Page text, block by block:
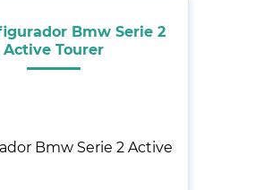
Bmw Serie 2
Active Tourer